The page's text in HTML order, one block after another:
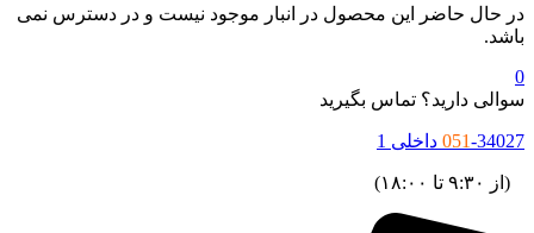
در حال حاضر این محصول در انبار موجود نیست و در دسترس نمی
باشد.
0
سوالی دارید؟ تماس بگیرید
051-34027 داخلی 1
(از ۹:۳۰ تا ۱۸:۰۰)